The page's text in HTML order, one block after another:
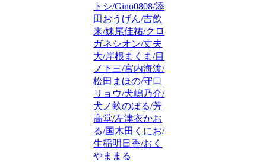
トシ/Gino0808/添
田おうげん/吉飲
来/妹尾佳祐/クロ
ガネシオン/丈夫
大/岸根まくま/目
ノ下三/宮内海渡/
松田まほの/守口
リョウ/犬嶋乃介/
犬ノ畝のぼる/芳
高堂/左津衣かお
る/国木田くにお/
生稲明日香/おく
やままる